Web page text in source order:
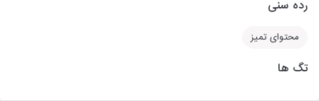
رده سنی
محتوای تمیز
تگ ها